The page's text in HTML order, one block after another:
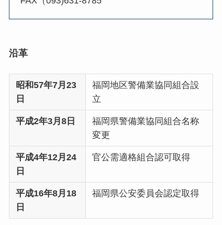
沿革
昭和57年7月23
日
福岡地区警備業協同組合設
立
平成2年3月8日
福岡県警備業協同組合名称
変更
平成4年12月24
日
官公需適格組合認可取得
平成16年8月18
日
福岡県公安委員会認定取得